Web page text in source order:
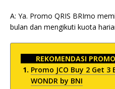
A: Ya. Promo QRIS BRImo
bulan dan mengikuti kuota
REKOMENDASI
Promo JCO Buy 2 Get 3
WONDR by BNI